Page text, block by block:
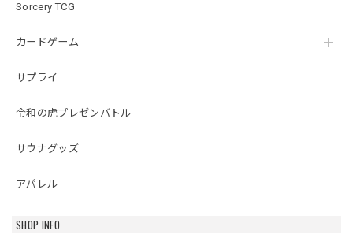
Sorcery TCG
カードゲーム
サプライ
令和の虎プレゼンバトル
サウナグッズ
アパレル
SHOP INFO